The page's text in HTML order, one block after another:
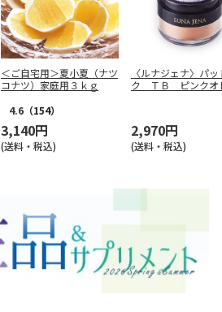
＜ご自宅用＞夏小夏（ナツ
コナツ）家庭用３ｋｇ
4.6 （154）
3,140円
(送料・税込)
〈ルナジェナ〉パ
ク ＴＢ ピンクオ
2,970円
(送料・税込)